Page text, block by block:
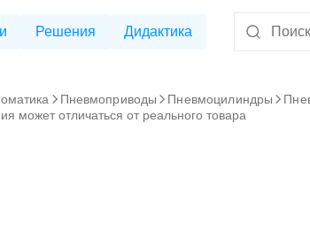
Решения Дидактика
Пневмоприводы Пневмоцилиндры
может отличаться от реального товара